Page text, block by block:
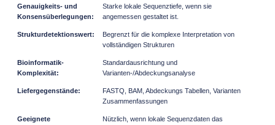
Starke lokale Sequenztiefe, wenn sie
angemessen gestaltet ist.
Begrenzt für die komplexe Interpretation von
vollständigen Strukturen
Standardausrichtung und
Varianten-/Abdeckungsanalyse
FASTQ, BAM, Abdeckungs Tabellen, Varianten
Zusammenfassungen
Nützlich, wenn lokale Sequenzdaten das